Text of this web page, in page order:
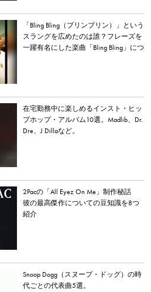
「Bling Bling（ブリンブリン）」という
スラングを広めたのは誰？フレーズを
一躍有名にした楽曲「Bling Bling」につ
在宅勤務中に楽しめるインスト・ヒッ
プホップ・アルバム10選。Madlib、Dr.
Dre、J Dillaなど。
2Pacの「All Eyez On Me」制作秘話
彼の最高傑作についての豆知識を8つ
紹介
Snoop Dogg（スヌープ・ドッグ）の時
代ごとの代表曲5選。